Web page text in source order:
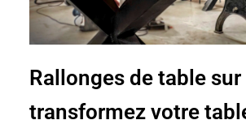
Rallonges de table sur
transformez votre